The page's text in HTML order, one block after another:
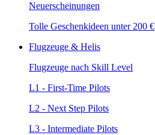
Neuerscheinungen
Tolle Geschenkideen unter 200 €
Flugzeuge & Helis
Flugzeuge nach Skill Level
L1 - First-Time Pilots
L2 - Next Step Pilots
L3 - Intermediate Pilots